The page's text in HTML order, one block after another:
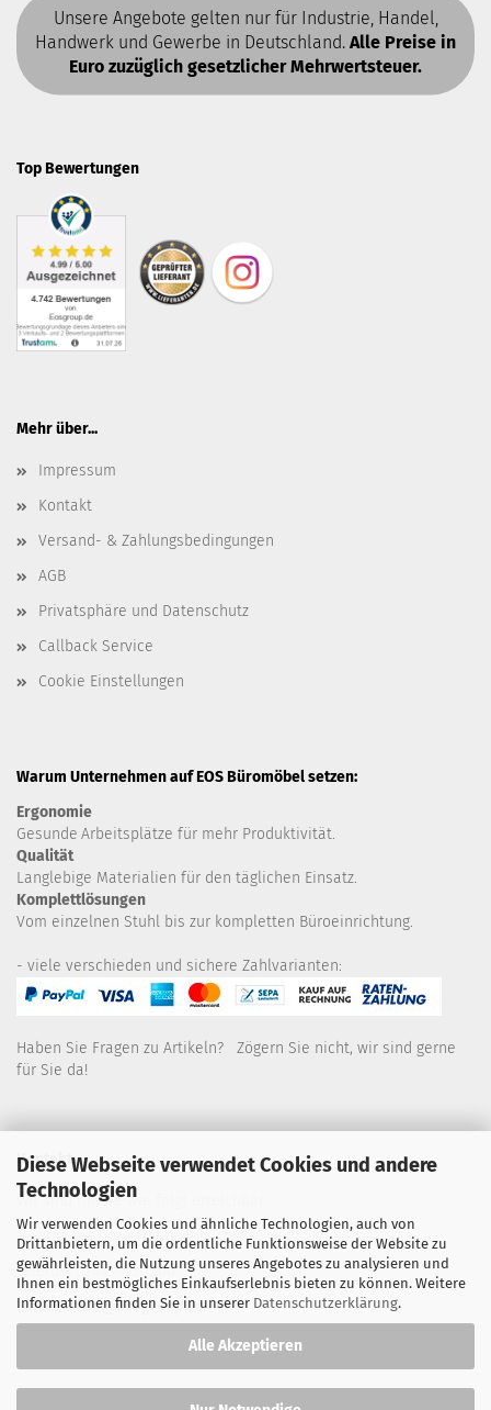
Diese Webseite verwendet Cookies und andere
Technologien
Wir verwenden Cookies und ähnliche Technologien, auch von
Drittanbietern, um die ordentliche Funktionsweise der Website zu
gewährleisten, die Nutzung unseres Angebotes zu analysieren und
Ihnen ein bestmögliches Einkaufserlebnis bieten zu können. Weitere
Informationen finden Sie in unserer Datenschutzerklärung.
Alle Akzeptieren
Unsere Angebote gelten nur für Industrie, Handel,
Handwerk und Gewerbe in Deutschland. Alle Preise in
Euro zuzüglich gesetzlicher Mehrwertsteuer.
Top Bewertungen
Mehr über...
Impressum
Kontakt
Versand- & Zahlungsbedingungen
AGB
Privatsphäre und Datenschutz
Callback Service
Cookie Einstellungen
Warum Unternehmen auf EOS Büromöbel setzen:
Ergonomie
Gesunde Arbeitsplätze für mehr Produktivität.
Qualität
Langlebige Materialien für den täglichen Einsatz.
Komplettlösungen
Vom einzelnen Stuhl bis zur kompletten Büroeinrichtung.
- viele verschieden und sichere Zahlvarianten:
Haben Sie Fragen zu Artikeln? Zögern Sie nicht, wir sind gerne
für Sie da!
Kontakt
Wir sind für Sie wie folgt erreichbar:
Montag bis Donnerstag von 9 bis 16 Uhr
Telefon: 02445-8517300
Email: office@eosgroup.de